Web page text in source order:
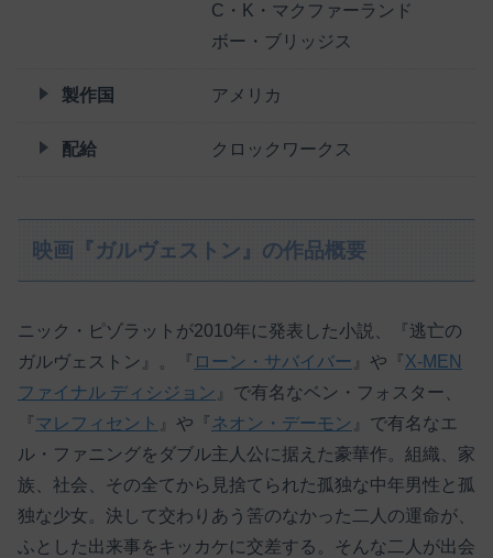
C・K・マクファーランド
ボー・ブリッジス
製作国 アメリカ
配給 クロックワークス
映画『ガルヴェストン』の作品概要
ニック・ピゾラットが2010年に発表した小説、『逃亡の
ガルヴェストン』。『 ローン・サバイバー 』や『 X-MEN
ファイナル ディシジョン 』で有名なベン・フォスター、
『 マレフィセント 』や『 ネオン・デーモン 』で有名なエ
ル・ファニングをダブル主人公に据えた豪華作。組織、家
族、社会、その全てから見捨てられた孤独な中年男性と孤
独な少女。決して交わりあう筈のなかった二人の運命が、
ふとした出来事をキッカケに交差する。そんな二人が出会